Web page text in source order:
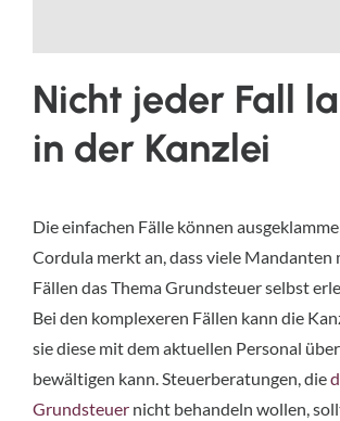
Nicht jeder Fall
in der Kanzlei
Die einfachen Fälle können
Cordula merkt an, dass viele Mandanten
Fällen das Thema Grundsteuer selbst
Bei den komplexeren Fällen kann die
sie diese mit dem aktuellen Personal
bewältigen kann. Steuerberatungen, die
Grundsteuer nicht behandeln wollen,